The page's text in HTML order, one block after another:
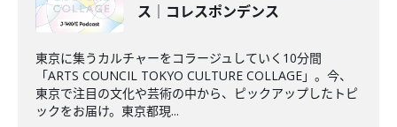
ス｜コレスポンデンス
東京に集うカルチャーをコラージュしていく10分間
「ARTS COUNCIL TOKYO CULTURE COLLAGE」。今、
東京で注目の文化や芸術の中から、ピックアップしたトピ
ックをお届け。東京都現...